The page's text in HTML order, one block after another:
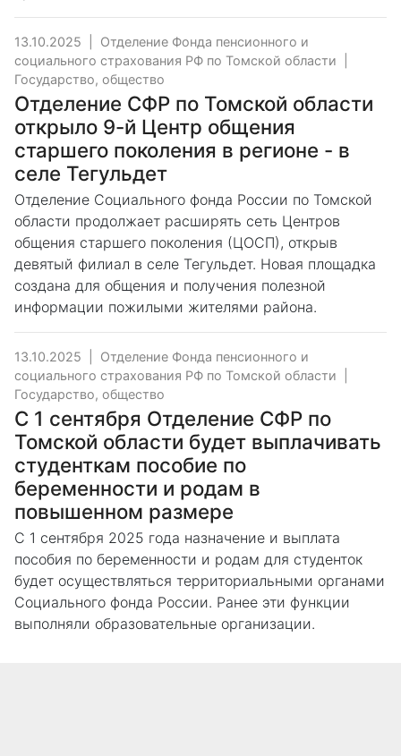
13.10.2025
Отделение Фонда пенсионного и
социального страхования РФ по Томской области
Государство, общество
Отделение СФР по Томской области
открыло 9-й Центр общения
старшего поколения в регионе - в
селе Тегульдет
Отделение Социального фонда России по Томской
области продолжает расширять сеть Центров
общения старшего поколения (ЦОСП), открыв
девятый филиал в селе Тегульдет. Новая площадка
создана для общения и получения полезной
информации пожилыми жителями района.
13.10.2025
Отделение Фонда пенсионного и
социального страхования РФ по Томской области
Государство, общество
С 1 сентября Отделение СФР по
Томской области будет выплачивать
студенткам пособие по
беременности и родам в
повышенном размере
С 1 сентября 2025 года назначение и выплата
пособия по беременности и родам для студенток
будет осуществляться территориальными органами
Социального фонда России. Ранее эти функции
выполняли образовательные организации.